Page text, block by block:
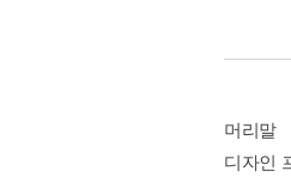
머리말
디자인